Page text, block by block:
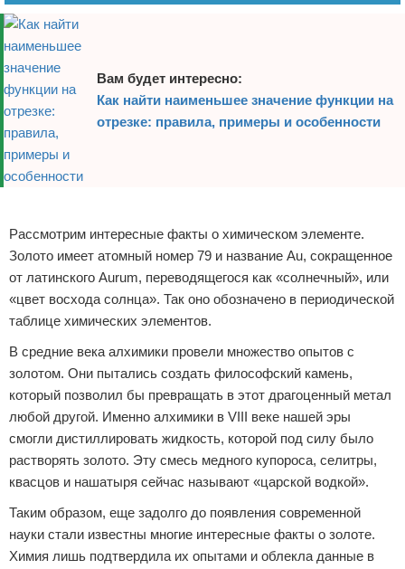
Вам будет интересно:
Как найти наименьшее значение функции на
отрезке: правила, примеры и особенности
Рассмотрим интересные факты о химическом элементе.
Золото имеет атомный номер 79 и название Au, сокращенное
от латинского Aurum, переводящегося как «солнечный», или
«цвет восхода солнца». Так оно обозначено в периодической
таблице химических элементов.
В средние века алхимики провели множество опытов с
золотом. Они пытались создать философский камень,
который позволил бы превращать в этот драгоценный метал
любой другой. Именно алхимики в VIII веке нашей эры
смогли дистиллировать жидкость, которой под силу было
растворять золото. Эту смесь медного купороса, селитры,
квасцов и нашатыря сейчас называют «царской водкой».
Таким образом, еще задолго до появления современной
науки стали известны многие интересные факты о золоте.
Химия лишь подтвердила их опытами и облекла данные в